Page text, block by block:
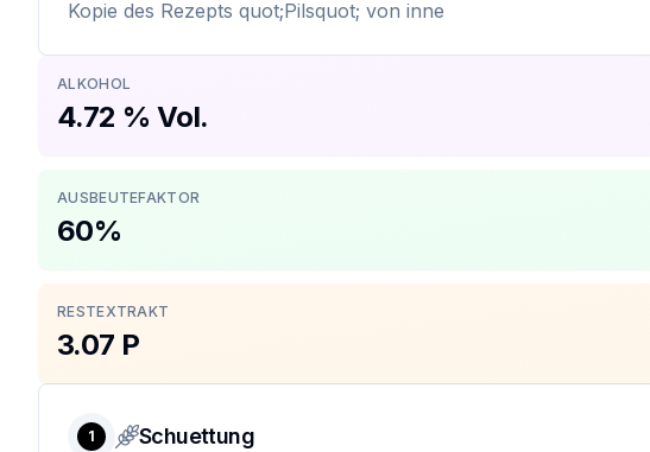
Kopie des Rezepts quot;Pilsquot; von inne
ALKOHOL
4.72 % Vol.
AUSBEUTEFAKTOR
60%
RESTEXTRAKT
3.07 P
1 Schuettung